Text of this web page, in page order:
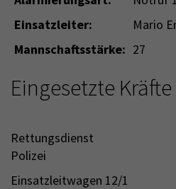
Einsatzleiter:
Mario
Mannschaftsstärke: 27
Eingesetzte Kräfte
Rettungsdienst
Polizei
Einsatzleitwagen 12/1